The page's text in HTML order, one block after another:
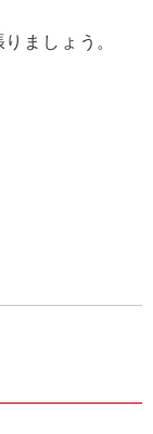
ましょう。